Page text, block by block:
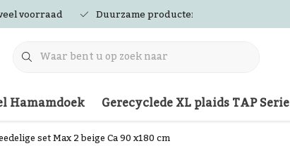
voorraad Duurzame producten
Hamamdoek Gerecyclede XL plaids TAP Serie
set Max 2 beige Ca 90 x180 cm